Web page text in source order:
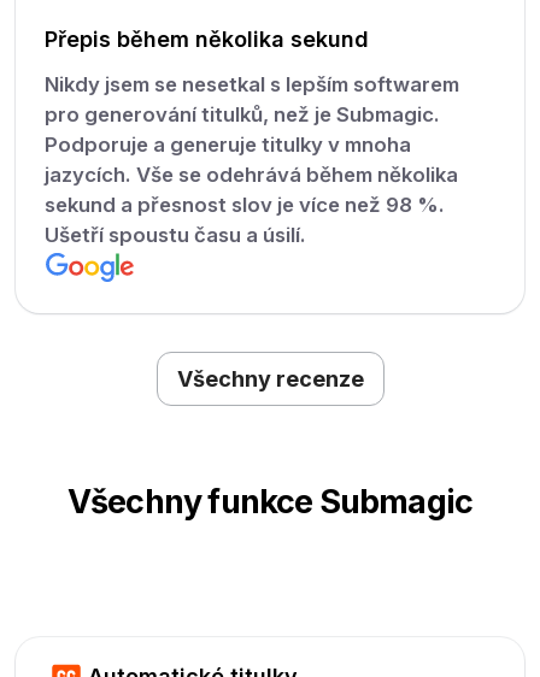
Přepis během několika sekund
Nikdy jsem se nesetkal s lepším softwarem
pro generování titulků, než je Submagic.
Podporuje a generuje titulky v mnoha
jazycích. Vše se odehrává během několika
sekund a přesnost slov je více než 98 %.
Ušetří spoustu času a úsilí.
Všechny recenze
Všechny funkce Submagic